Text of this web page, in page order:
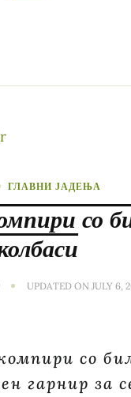
ГЛАВНИ ЈАДЕЊА
со
UPDATED ON JULY 6,
со
гарнир за